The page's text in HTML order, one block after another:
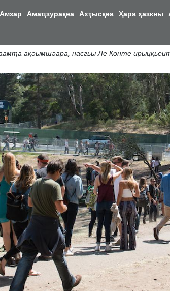
至
內
容
Амзар Амаҵзурақәа Ахҭысқәа Ҳара ҳазкны
ақәымшәара, насгьы Ле Конте ирыцқьеит.